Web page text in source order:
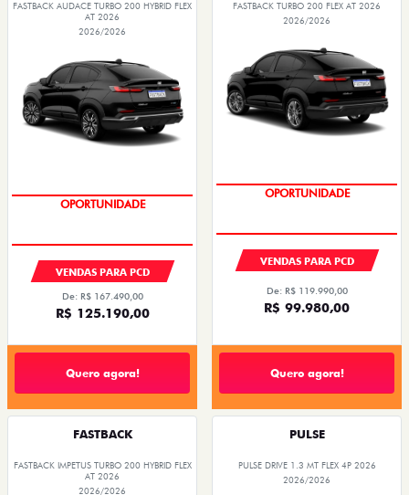
FASTBACK AUDACE TURBO 200 HYBRID FLEX
AT 2026
2026/2026
OPORTUNIDADE
VENDAS PARA PCD
De: R$ 167.490,00
R$ 125.190,00
Quero agora!
FASTBACK TURBO 200 FLEX AT 2026
2026/2026
OPORTUNIDADE
VENDAS PARA PCD
De: R$ 119.990,00
R$ 99.980,00
Quero agora!
FASTBACK
FASTBACK IMPETUS TURBO 200 HYBRID FLEX
AT 2026
2026/2026
PULSE
PULSE DRIVE 1.3 MT FLEX 4P 2026
2026/2026